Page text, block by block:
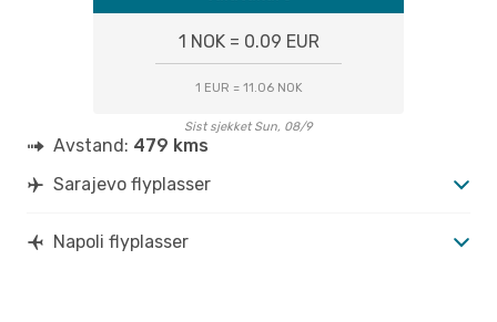
1 NOK = 0.09 EUR
1 EUR = 11.06 NOK
Sist sjekket Sun, 08/9
Avstand: 479 kms
Sarajevo flyplasser
Napoli flyplasser